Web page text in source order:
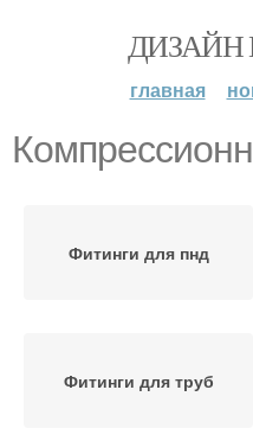
ДИЗАЙН
главная
Фитинги для пнд
Фитинги для труб